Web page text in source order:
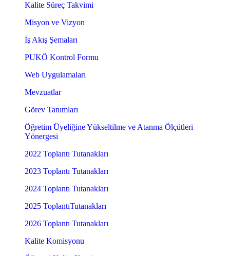
Kalite Süreç Takvimi
Misyon ve Vizyon
İş Akış Şemaları
PUKÖ Kontrol Formu
Web Uygulamaları
Mevzuatlar
Görev Tanımları
Öğretim Üyeliğine Yükseltilme ve Atanma Ölçütleri
Yönergesi
2022 Toplantı Tutanakları
2023 Toplantı Tutanakları
2024 Toplantı Tutanakları
2025 ToplantıTutanakları
2026 Toplantı Tutanakları
Kalite Komisyonu